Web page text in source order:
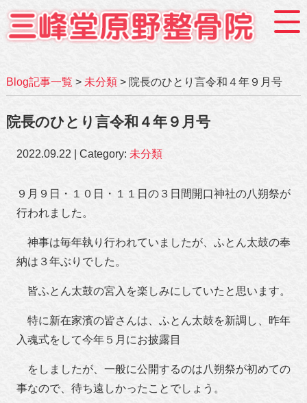
Blog記事一覧 > 未分類 > 院長のひとり言令和４年９月号
院長のひとり言令和４年９月号
2022.09.22 | Category: 未分類
９月９日・１０日・１１日の３日間開口神社の八朔祭が
行われました。
神事は毎年執り行われていましたが、ふとん太鼓の奉
納は３年ぶりでした。
皆ふとん太鼓の宮入を楽しみにしていたと思います。
特に新在家濱の皆さんは、ふとん太鼓を新調し、昨年
入魂式をして今年５月にお披露目
をしましたが、一般に公開するのは八朔祭が初めての
事なので、待ち遠しかったことでしょう。